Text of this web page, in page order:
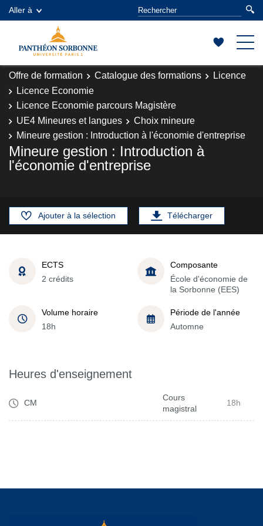
Aller à
Offre de formation Catalogue des formations
Licence
Licence Economie
Licence Economie parcours Magistère
UE4 Mineures et langues
Choix mineure
Mineure gestion : Introduction à l'économie d'entreprise
Mineure gestion : Introduction à
l'économie d'entreprise
Ajouter à la sélection Télécharger
ECTS
2 crédits
Composante
École d'économie de
la Sorbonne (EES)
Volume horaire
18h
Période de l'année
Automne
Heures d'enseignement
CM
Cours
magistral
18h